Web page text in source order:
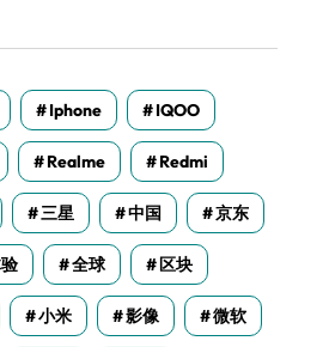
Iphone IQOO
Realme Redmi
三星 中国 京东
全球 区块
小米 影像 微软